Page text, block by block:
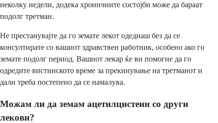
неколку недели, додека хроничните состојби може да бараат
подолг третман.
Не престанувајте да го земате лекот одеднаш без да се
консултирате со вашиот здравствен работник, особено ако го
земате подолг период. Вашиот лекар ќе ви помогне да го
одредите вистинското време за прекинување на третманот и
дали треба постепено да се намалува.
Можам ли да земам ацетилцистеин со други
лекови?